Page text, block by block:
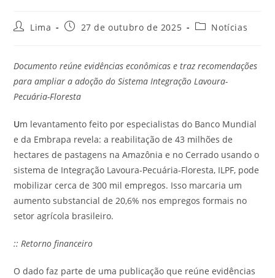
Lima 27 de outubro de 2025 Notícias
Documento reúne evidências econômicas e traz recomendações
para ampliar a adoção do Sistema Integração Lavoura-
Pecuária-Floresta
Um levantamento feito por especialistas do Banco Mundial
e da Embrapa revela: a reabilitação de 43 milhões de
hectares de pastagens na Amazônia e no Cerrado usando o
sistema de Integração Lavoura-Pecuária-Floresta, ILPF, pode
mobilizar cerca de 300 mil empregos. Isso marcaria um
aumento substancial de 20,6% nos empregos formais no
setor agrícola brasileiro.
:: Retorno financeiro
O dado faz parte de uma publicação que reúne evidências